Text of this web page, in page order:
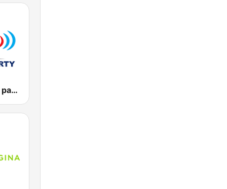
Vlna - Oldies party